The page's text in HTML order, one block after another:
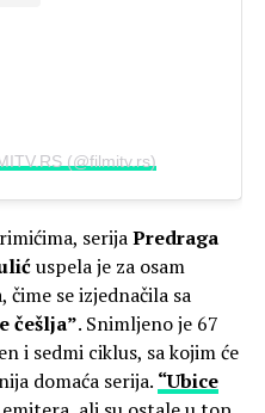
(@filmitv.rs)
serijaPredraga
uspela je za osam
čime se izjednačila sa
češlja”. Snimljeno je 67
i sedmi ciklus, sa kojim će
domaća serija. “Ubice